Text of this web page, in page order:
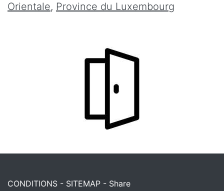
Orientale, Province du Luxembourg
CONDITIONS - SITEMAP - Share